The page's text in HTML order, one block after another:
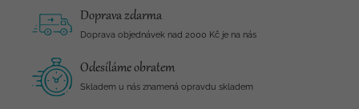
Doprava zdarma
Doprava objednávek nad 2000 Kč je na nás
Odesíláme obratem
Skladem u nás znamená opravdu skladem